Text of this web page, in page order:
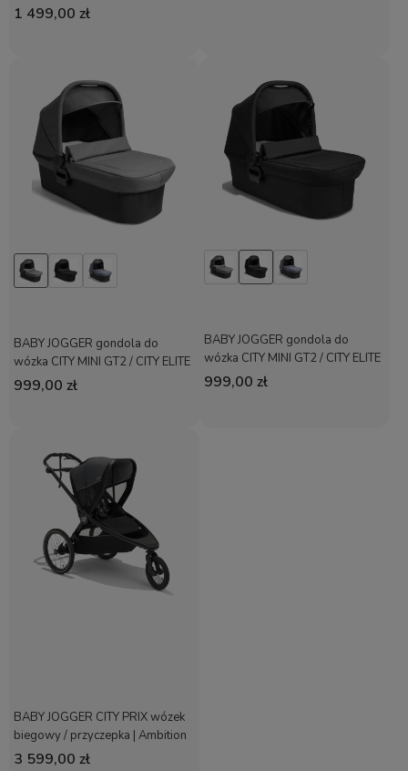
1 499,00 zł
BABY JOGGER gondola do
wózka CITY MINI GT2 / CITY ELITE
| Grey Stone
999,00 zł
BABY JOGGER gondola do
wózka CITY MINI GT2 / CITY ELITE
| Opulent Black
999,00 zł
BABY JOGGER CITY PRIX wózek
biegowy / przyczepka | Ambition
Black
3 599,00 zł